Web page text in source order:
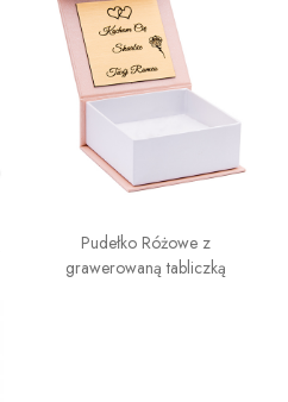
Pudełko Różowe z
grawerowaną tabliczką